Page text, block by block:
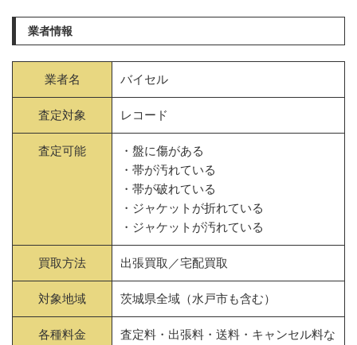
業者情報
業者名 バイセル
査定対象 レコード
査定可能
・盤に傷がある
・帯が汚れている
・帯が破れている
・ジャケットが折れている
・ジャケットが汚れている
買取方法 出張買取／宅配買取
対象地域 茨城県全域（水戸市も含む）
各種料金
査定料・出張料・送料・キャンセル料な